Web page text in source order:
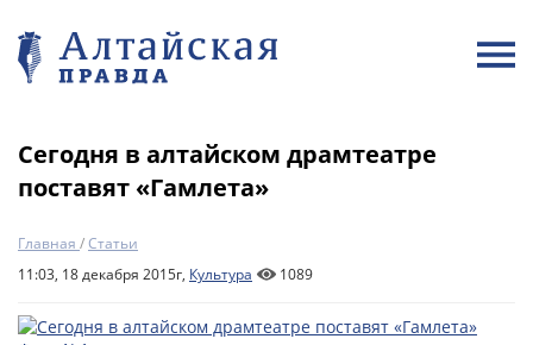
Сегодня в алтайском драмтеатре
поставят «Гамлета»
Главная /Статьи
11:03, 18 декабря 2015г, Культура 1089